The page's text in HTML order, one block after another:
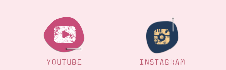
YOUTUBE INSTAGRAM